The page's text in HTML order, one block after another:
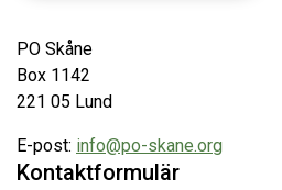
PO Skåne
Box 1142
221 05 Lund
E-post: info@po-skane.org
Kontaktformulär